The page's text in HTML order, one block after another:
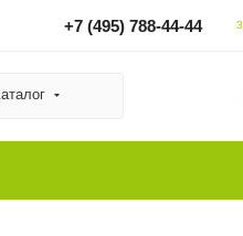
+7 (495) 788-44-44